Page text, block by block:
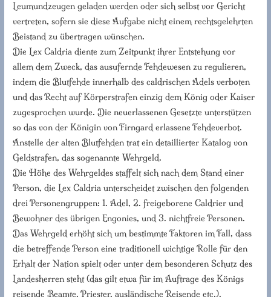
Leumundzeugen geladen werden oder sich selbst vor Gericht
vertreten, sofern sie diese Aufgabe nicht einem rechtsgelehrten
Beistand zu übertragen wünschen.
Die Lex Caldria diente zum Zeitpunkt ihrer Entstehung vor
allem dem Zweck, das ausufernde Fehdewesen zu regulieren,
indem die Blutfehde innerhalb des caldrischen Adels verboten
und das Recht auf Körperstrafen einzig dem König oder Kaiser
zugesprochen wurde. Die neuerlassenen Gesetzte unterstützen
so das von der Königin von Firngard erlassene Fehdeverbot.
Anstelle der alten Blutfehden trat ein detaillierter Katalog von
Geldstrafen, das sogenannte Wehrgeld.
Die Höhe des Wehrgeldes staffelt sich nach dem Stand einer
Person, die Lex Caldria unterscheidet zwischen den folgenden
drei Personengruppen: 1. Adel, 2. freigeborene Caldrier und
Bewohner des übrigen Engonies, und 3. nichtfreie Personen.
Das Wehrgeld erhöht sich um bestimmte Faktoren im Fall, dass
die betreffende Person eine traditionell wichtige Rolle für den
Erhalt der Nation spielt oder unter dem besonderen Schutz des
Landesherren steht (das gilt etwa für im Auftrage des Königs
reisende Beamte, Priester, ausländische Reisende etc.).